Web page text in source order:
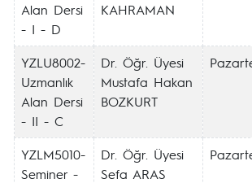
Alan Dersi
- I - D
KAHRAMAN
YZLU8002-
Uzmanlık
Alan Dersi
- II - C
Dr. Öğr. Üyesi
Mustafa Hakan
BOZKURT
YZLM5010-
Seminer -
Dr. Öğr. Üyesi
Sefa ARAS